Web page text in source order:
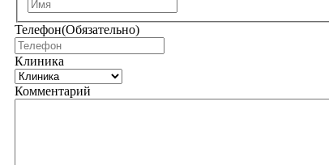
м
Телефон(Обязательно)
Клиника
Комментарий